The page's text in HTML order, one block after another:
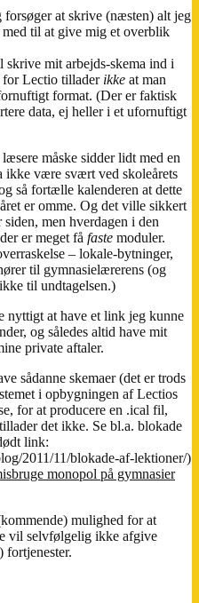
forsøger at skrive (næsten) alt jeg
til at give mig et overblik
skrive mit arbejds-skema ind i
for Lectio tillader ikke at man
format. (Der er faktisk
data, ej heller i et ufornuftigt
måske sidder lidt med en
ikke være svært ved skoleårets
så fortælle kalenderen at dette
er omme. Og det ville sikkert
men hverdagen i den
er meget få faste moduler.
– lokale-bytninger,
til gymnasielærerens (og
til undtagelsen.)
nyttigt at have et link jeg kunne
og således altid have mit
private aftaler.
sådanne skemaer (det er trods
i opbygningen af Lectios
for at producere en .ical fil,
det ikke. Se bl.a. blokade
link:
2011/11/blokade-af-lektioner/)
monopol på gymnasier
mulighed for at
vil selvfølgelig ikke afgive
fortjenester.